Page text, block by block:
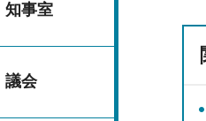
知事室
議会